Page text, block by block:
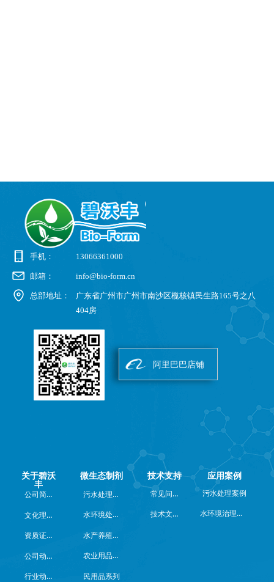
手机： 13066361000
邮箱： info@bio-form.cn
总部地址：
广东省广州市广州市南沙区榄核镇民生路165号之八
404房
阿里巴巴店铺
关于碧沃
丰
公司简介
文化理念
资质证书
公司动态
行业动态
微生态制剂
污水处理系列
水环境处理系列
水产养殖系列
农业用品系列
民用品系列
技术支持
常见问题
技术文档
应用案例
污水处理案例
水环境治理案例